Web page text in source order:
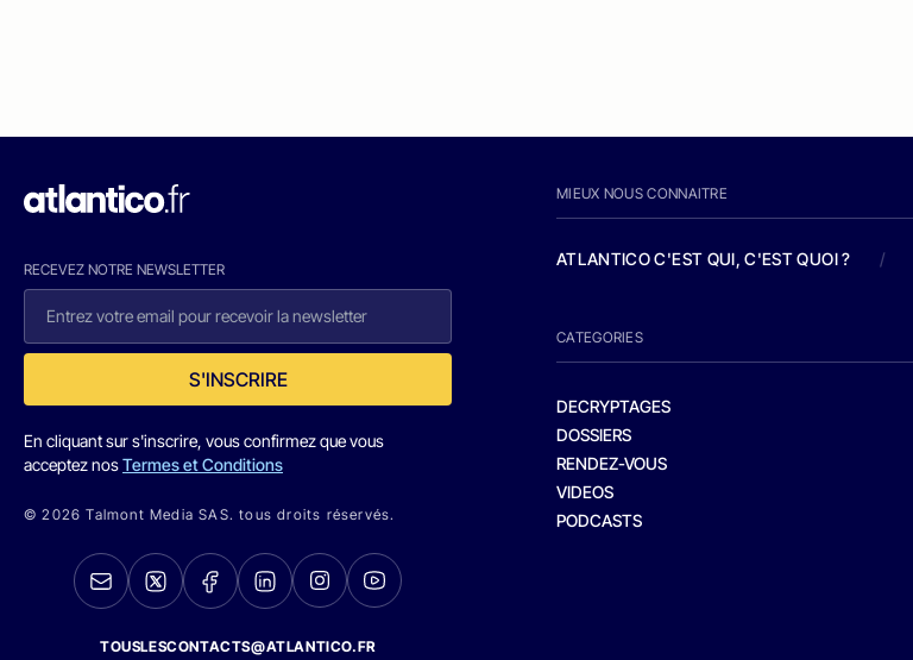
RECEVEZ NOTRE NEWSLETTER
S'INSCRIRE
En cliquant sur s'inscrire, vous confirmez que vous
acceptez nosTermes et Conditions
© 2026 Talmont Media SAS. tous droits réservés.
TOUSLESCONTACTS@ATLANTICO.FR
MIEUX NOUS CONNAITRE
ATLANTICO C'EST QUI, C'EST QUOI ? /
CATEGORIES
DECRYPTAGES
DOSSIERS
RENDEZ-VOUS
VIDEOS
PODCASTS